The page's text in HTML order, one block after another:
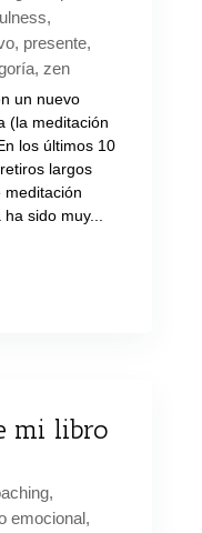
,
, presente,
, zen
un nuevo
(la meditación
los últimos 10
largos
meditación
sido muy...
mi libro
,
emocional,